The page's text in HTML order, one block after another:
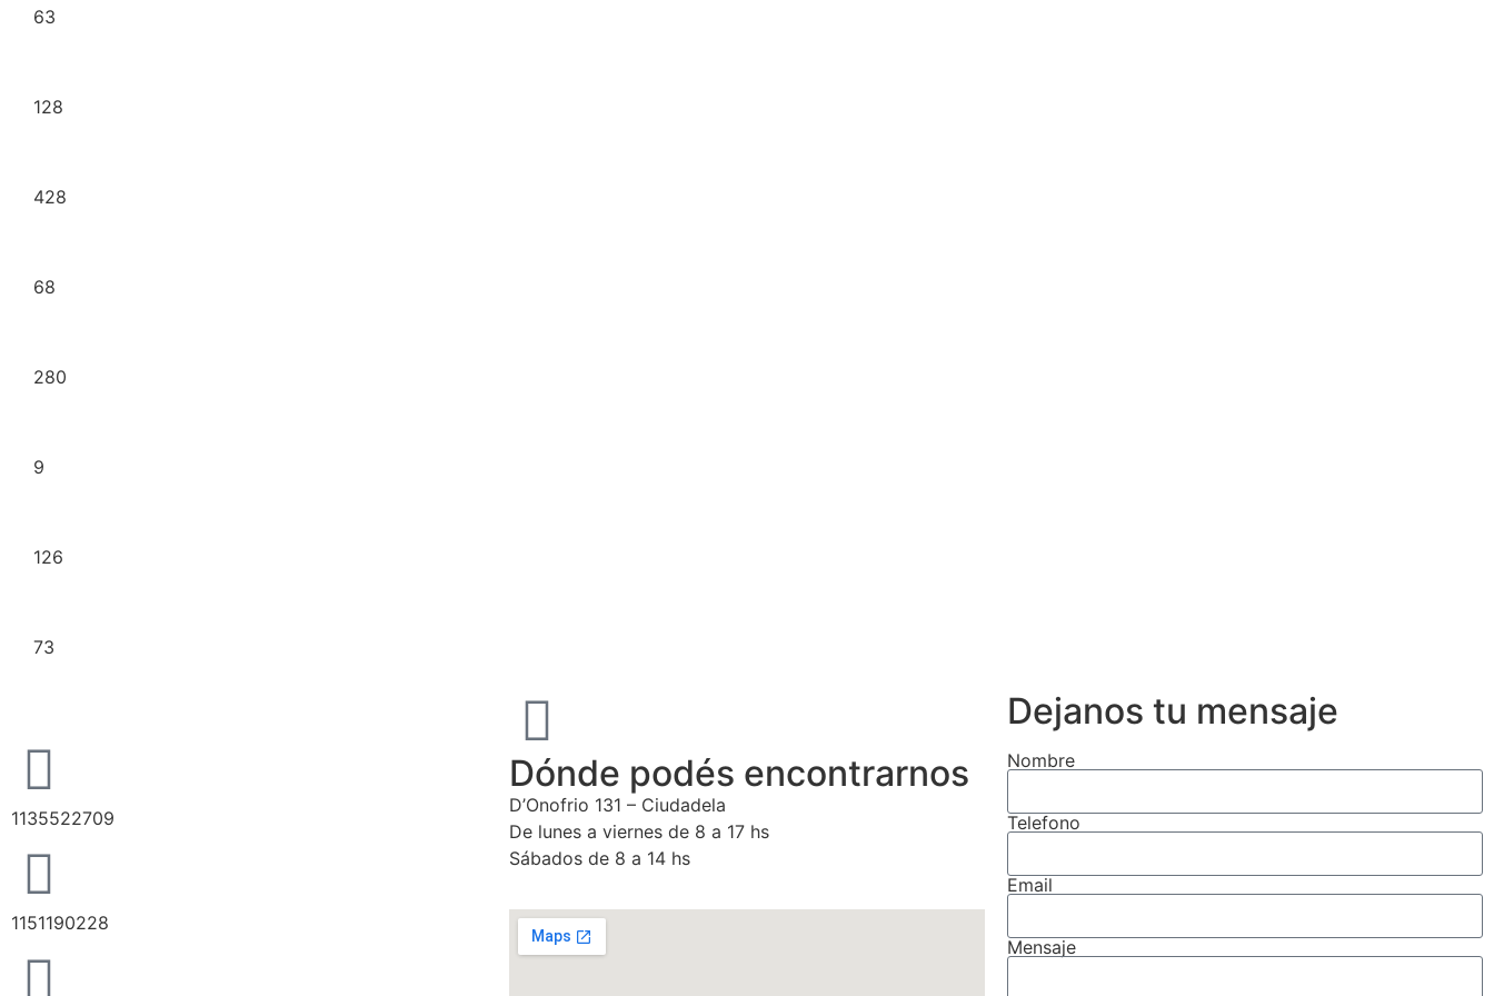
63
128
428
68
280
9
126
73
1135522709
1151190228
Dónde podés encontrarnos
D’Onofrio 131 – Ciudadela
De lunes a viernes de 8 a 17 hs
Sábados de 8 a 14 hs
Dejanos tu mensaje
Nombre
Telefono
Email
Mensaje